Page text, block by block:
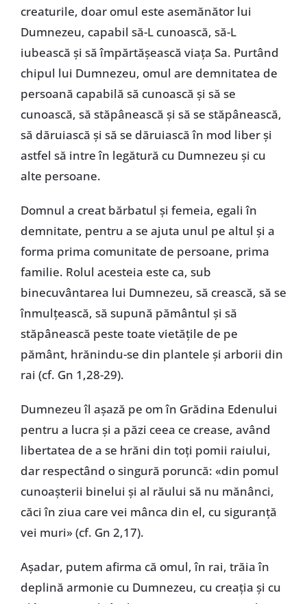
creaturile, doar omul este asemănător lui
Dumnezeu, capabil să-L cunoască, să-L
iubească și să împărtășească viața Sa. Purtând
chipul lui Dumnezeu, omul are demnitatea de
persoană capabilă să cunoască și să se
cunoască, să stăpânească și să se stăpânească,
să dăruiască și să se dăruiască în mod liber și
astfel să intre în legătură cu Dumnezeu și cu
alte persoane.
Domnul a creat bărbatul și femeia, egali în
demnitate, pentru a se ajuta unul pe altul și a
forma prima comunitate de persoane, prima
familie. Rolul acesteia este ca, sub
binecuvântarea lui Dumnezeu, să crească, să se
înmulțească, să supună pământul și să
stăpânească peste toate vietățile de pe
pământ, hrănindu-se din plantele și arborii din
rai (cf. Gn 1,28-29).
Dumnezeu îl așază pe om în Grădina Edenului
pentru a lucra și a păzi ceea ce crease, având
libertatea de a se hrăni din toți pomii raiului,
dar respectând o singură poruncă: «din pomul
cunoașterii binelui și al răului să nu mănânci,
căci în ziua care vei mânca din el, cu siguranță
vei muri» (cf. Gn 2,17).
Așadar, putem afirma că omul, în rai, trăia în
deplină armonie cu Dumnezeu, cu creația și cu